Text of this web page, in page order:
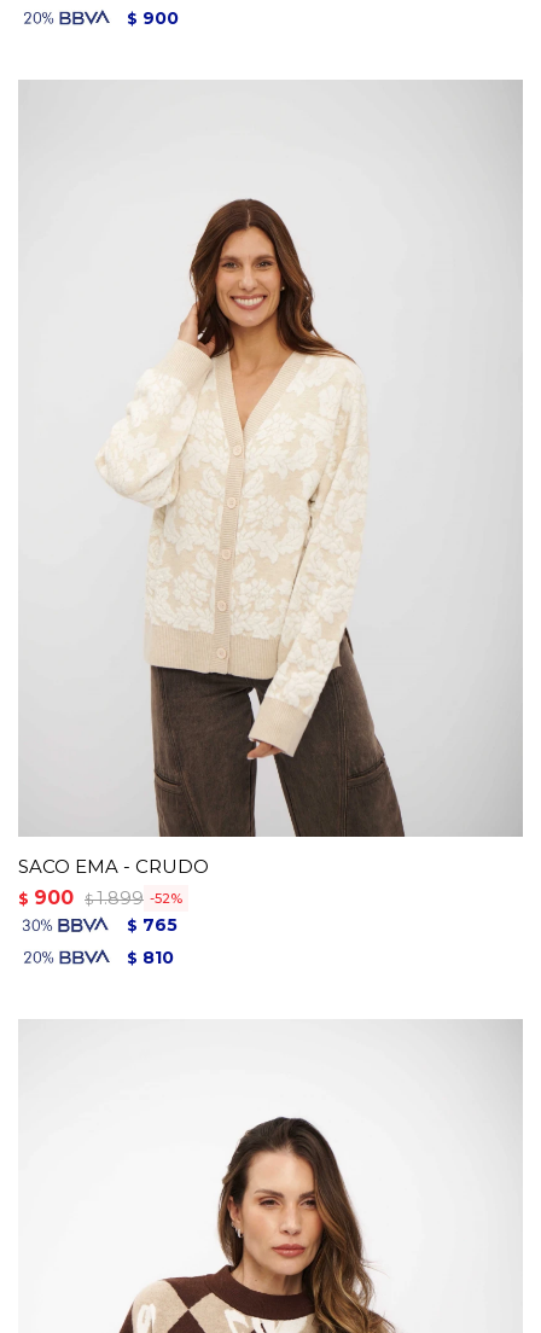
$ 900
SACO EMA - CRUDO
$ 900 $ 1.899 52
$ 765
$ 810